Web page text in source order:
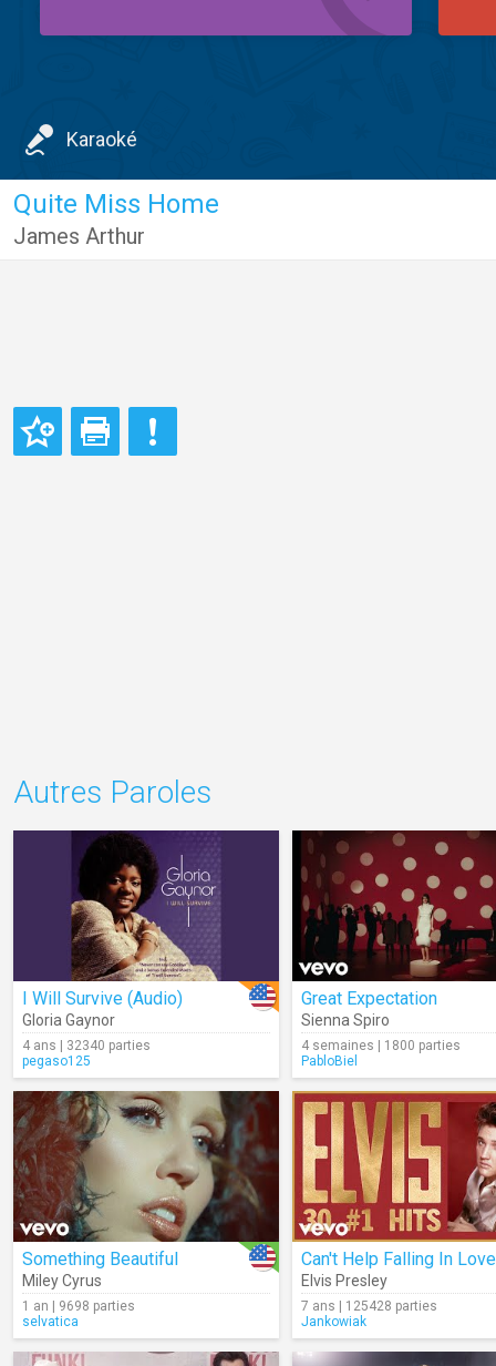
Karaoké
Quite Miss Home
James Arthur
Autres Paroles
I Will Survive (Audio)
Gloria Gaynor
4 ans | 32340 parties
pegaso125
Great Expectation
Sienna Spiro
4 semaines | 1800 parties
PabloBiel
Something Beautiful
Miley Cyrus
1 an | 9698 parties
selvatica
Can't Help Falling In Love
Elvis Presley
7 ans | 125428 parties
Jankowiak